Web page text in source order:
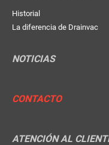
Historial
La diferencia de Drainvac
NOTICIAS
CONTACTO
ATENCIÓN AL